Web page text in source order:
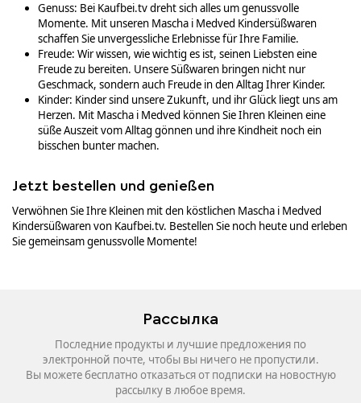
Genuss: Bei Kaufbei.tv dreht sich alles um genussvolle
Momente. Mit unseren Mascha i Medved Kindersüßwaren
schaffen Sie unvergessliche Erlebnisse für Ihre Familie.
Freude: Wir wissen, wie wichtig es ist, seinen Liebsten eine
Freude zu bereiten. Unsere Süßwaren bringen nicht nur
Geschmack, sondern auch Freude in den Alltag Ihrer Kinder.
Kinder: Kinder sind unsere Zukunft, und ihr Glück liegt uns am
Herzen. Mit Mascha i Medved können Sie Ihren Kleinen eine
süße Auszeit vom Alltag gönnen und ihre Kindheit noch ein
bisschen bunter machen.
Jetzt bestellen und genießen
Verwöhnen Sie Ihre Kleinen mit den köstlichen Mascha i Medved
Kindersüßwaren von Kaufbei.tv. Bestellen Sie noch heute und erleben
Sie gemeinsam genussvolle Momente!
Рассылка
Последние продукты и лучшие предложения по
электронной почте, чтобы вы ничего не пропустили.
Вы можете бесплатно отказаться от подписки на новостную
рассылку в любое время.